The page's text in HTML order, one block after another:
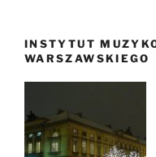
INSTYTUT
WARSZAWSKIEGO